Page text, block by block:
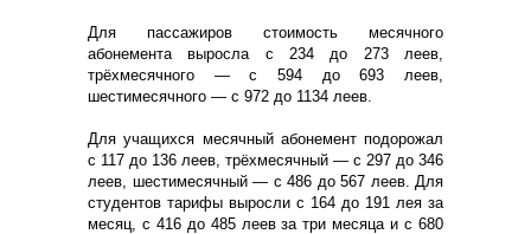
Для пассажиров стоимость месячного
абонемента выросла с 234 до 273 леев,
трёхмесячного — с 594 до 693 леев,
шестимесячного — с 972 до 1134 леев.
Для учащихся месячный абонемент подорожал
с 117 до 136 леев, трёхмесячный — с 297 до 346
леев, шестимесячный — с 486 до 567 леев. Для
студентов тарифы выросли с 164 до 191 лея за
месяц, с 416 до 485 леев за три месяца и с 680